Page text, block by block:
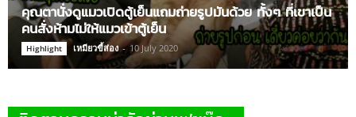
คุณตานั่งดูแมวเปิดตู้เย็นแถมถ่ายรูปมันด้วย ทั้งๆ ที่เขาเป็น
คนสั่งห้ามไม่ให้แมวเข้าตู้เย็น
Highlight เหมียวขี้ส่อง - 10 July 2020